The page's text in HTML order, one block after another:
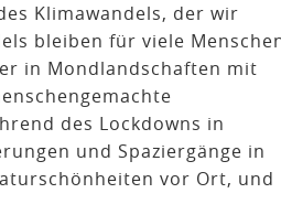
Klimawandels, der wir
bleiben für viele
in Mondlandschaften mit
des Lockdowns in
und Spaziergänge in
vor Ort, und